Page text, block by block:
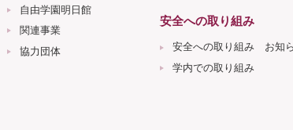
自由学園明日館
関連事業
協力団体
安全への取り組み
安全への取り組み お知
学内での取り組み